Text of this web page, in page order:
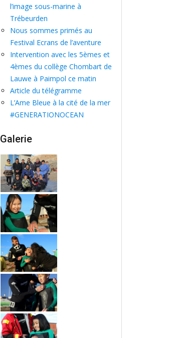
l’image sous-marine à
Trébeurden
Nous sommes primés au
Festival Ecrans de l’aventure
Intervention avec les 5èmes et
4èmes du collège Chombart de
Lauwe à Paimpol ce matin
Article du télégramme
L’Ame Bleue à la cité de la mer
#GENERATIONOCEAN
Galerie